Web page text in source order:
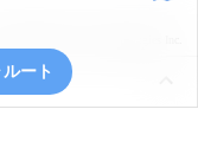
ルート